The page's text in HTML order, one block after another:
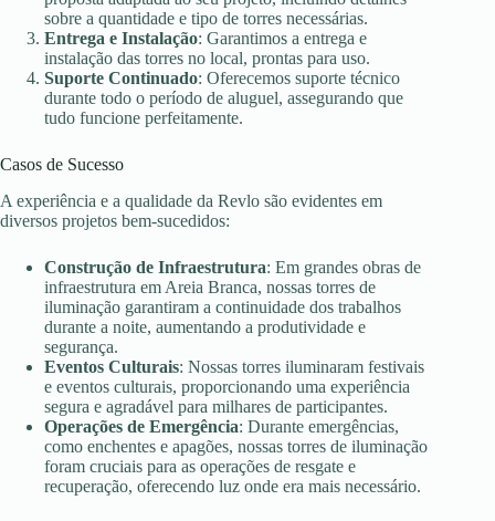
sobre a quantidade e tipo de torres necessárias.
Entrega e Instalação: Garantimos a entrega e
instalação das torres no local, prontas para uso.
Suporte Continuado: Oferecemos suporte técnico
durante todo o período de aluguel, assegurando que
tudo funcione perfeitamente.
Casos de Sucesso
A experiência e a qualidade da Revlo são evidentes em
diversos projetos bem-sucedidos:
Construção de Infraestrutura: Em grandes obras de
infraestrutura em Areia Branca, nossas torres de
iluminação garantiram a continuidade dos trabalhos
durante a noite, aumentando a produtividade e
segurança.
Eventos Culturais: Nossas torres iluminaram festivais
e eventos culturais, proporcionando uma experiência
segura e agradável para milhares de participantes.
Operações de Emergência: Durante emergências,
como enchentes e apagões, nossas torres de iluminação
foram cruciais para as operações de resgate e
recuperação, oferecendo luz onde era mais necessário.